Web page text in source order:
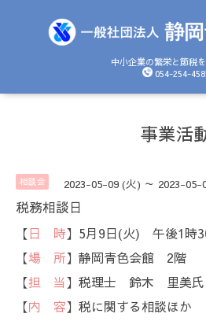
中小企業の繁栄と節税
054-254-
事業活
相談会 2023-05-09 (火) ～ 2023-05-
税務相談日
【日 時】5月9日(火) 午後1時
【場 所】静岡青色会館 2階
【担 当】税理士 鈴木 里美氏
【内 容】税に関する相談ほか